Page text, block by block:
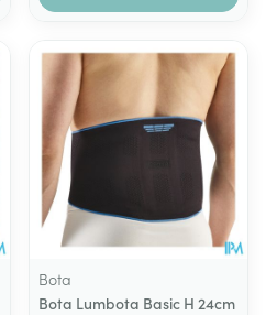
Bota
Bota Lumbota Basic H 24cm